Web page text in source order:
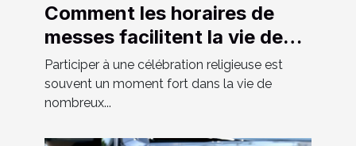
Comment les horaires de
messes facilitent la vie des
fidèles ?
Participer à une célébration religieuse est
souvent un moment fort dans la vie de
nombreux...